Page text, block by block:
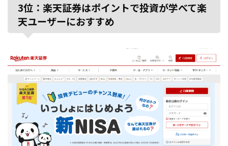
3位：楽天証券はポイントで投資が学べて楽
天ユーザーにおすすめ